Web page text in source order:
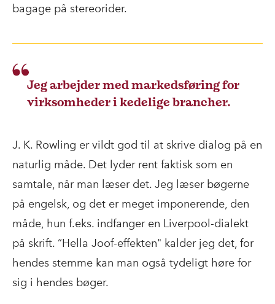
bagage på stereorider.
Jeg arbejder med markedsføring for
virksomheder i kedelige brancher.
J. K. Rowling er vildt god til at skrive dialog på en
naturlig måde. Det lyder rent faktisk som en
samtale, når man læser det. Jeg læser bøgerne
på engelsk, og det er meget imponerende, den
måde, hun f.eks. indfanger en Liverpool-dialekt
på skrift. “Hella Joof-effekten" kalder jeg det, for
hendes stemme kan man også tydeligt høre for
sig i hendes bøger.